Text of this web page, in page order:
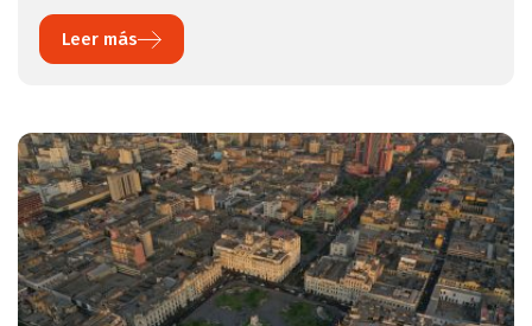
Leer más